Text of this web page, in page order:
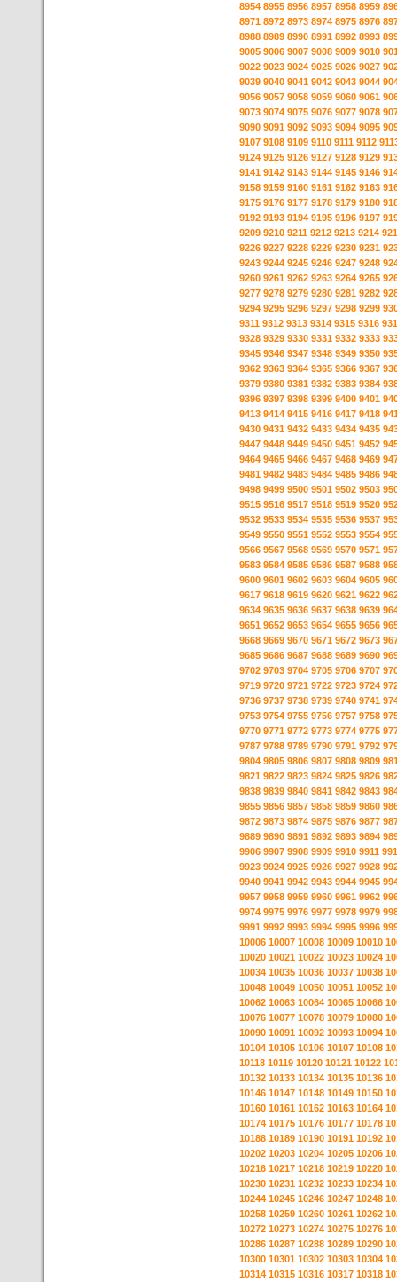
8954 8955 8956 8957 8958 8959
8971 8972 8973 8974 8975 8976
8988 8989 8990 8991 8992 8993
9005 9006 9007 9008 9009 9010
9022 9023 9024 9025 9026 9027
9039 9040 9041 9042 9043 9044
9056 9057 9058 9059 9060 9061
9073 9074 9075 9076 9077 9078
9090 9091 9092 9093 9094 9095
9107 9108 9109 9110 9111 9112
9124 9125 9126 9127 9128 9129
9141 9142 9143 9144 9145 9146
9158 9159 9160 9161 9162 9163
9175 9176 9177 9178 9179 9180
9192 9193 9194 9195 9196 9197
9209 9210 9211 9212 9213 9214
9226 9227 9228 9229 9230 9231
9243 9244 9245 9246 9247 9248
9260 9261 9262 9263 9264 9265
9277 9278 9279 9280 9281 9282
9294 9295 9296 9297 9298 9299
9311 9312 9313 9314 9315 9316
9328 9329 9330 9331 9332 9333
9345 9346 9347 9348 9349 9350
9362 9363 9364 9365 9366 9367
9379 9380 9381 9382 9383 9384
9396 9397 9398 9399 9400 9401
9413 9414 9415 9416 9417 9418
9430 9431 9432 9433 9434 9435
9447 9448 9449 9450 9451 9452
9464 9465 9466 9467 9468 9469
9481 9482 9483 9484 9485 9486
9498 9499 9500 9501 9502 9503
9515 9516 9517 9518 9519 9520
9532 9533 9534 9535 9536 9537
9549 9550 9551 9552 9553 9554
9566 9567 9568 9569 9570 9571
9583 9584 9585 9586 9587 9588
9600 9601 9602 9603 9604 9605
9617 9618 9619 9620 9621 9622
9634 9635 9636 9637 9638 9639
9651 9652 9653 9654 9655 9656
9668 9669 9670 9671 9672 9673
9685 9686 9687 9688 9689 9690
9702 9703 9704 9705 9706 9707
9719 9720 9721 9722 9723 9724
9736 9737 9738 9739 9740 9741
9753 9754 9755 9756 9757 9758
9770 9771 9772 9773 9774 9775
9787 9788 9789 9790 9791 9792
9804 9805 9806 9807 9808 9809
9821 9822 9823 9824 9825 9826
9838 9839 9840 9841 9842 9843
9855 9856 9857 9858 9859 9860
9872 9873 9874 9875 9876 9877
9889 9890 9891 9892 9893 9894
9906 9907 9908 9909 9910 9911
9923 9924 9925 9926 9927 9928
9940 9941 9942 9943 9944 9945
9957 9958 9959 9960 9961 9962
9974 9975 9976 9977 9978 9979
9991 9992 9993 9994 9995 9996
10006 10007 10008 10009 10010
10020 10021 10022 10023 10024
10034 10035 10036 10037 10038
10048 10049 10050 10051 10052
10062 10063 10064 10065 10066
10076 10077 10078 10079 10080
10090 10091 10092 10093 10094
10104 10105 10106 10107 10108
10118 10119 10120 10121 10122
10132 10133 10134 10135 10136
10146 10147 10148 10149 10150
10160 10161 10162 10163 10164
10174 10175 10176 10177 10178
10188 10189 10190 10191 10192
10202 10203 10204 10205 10206
10216 10217 10218 10219 10220
10230 10231 10232 10233 10234
10244 10245 10246 10247 10248
10258 10259 10260 10261 10262
10272 10273 10274 10275 10276
10286 10287 10288 10289 10290
10300 10301 10302 10303 10304
10314 10315 10316 10317 10318